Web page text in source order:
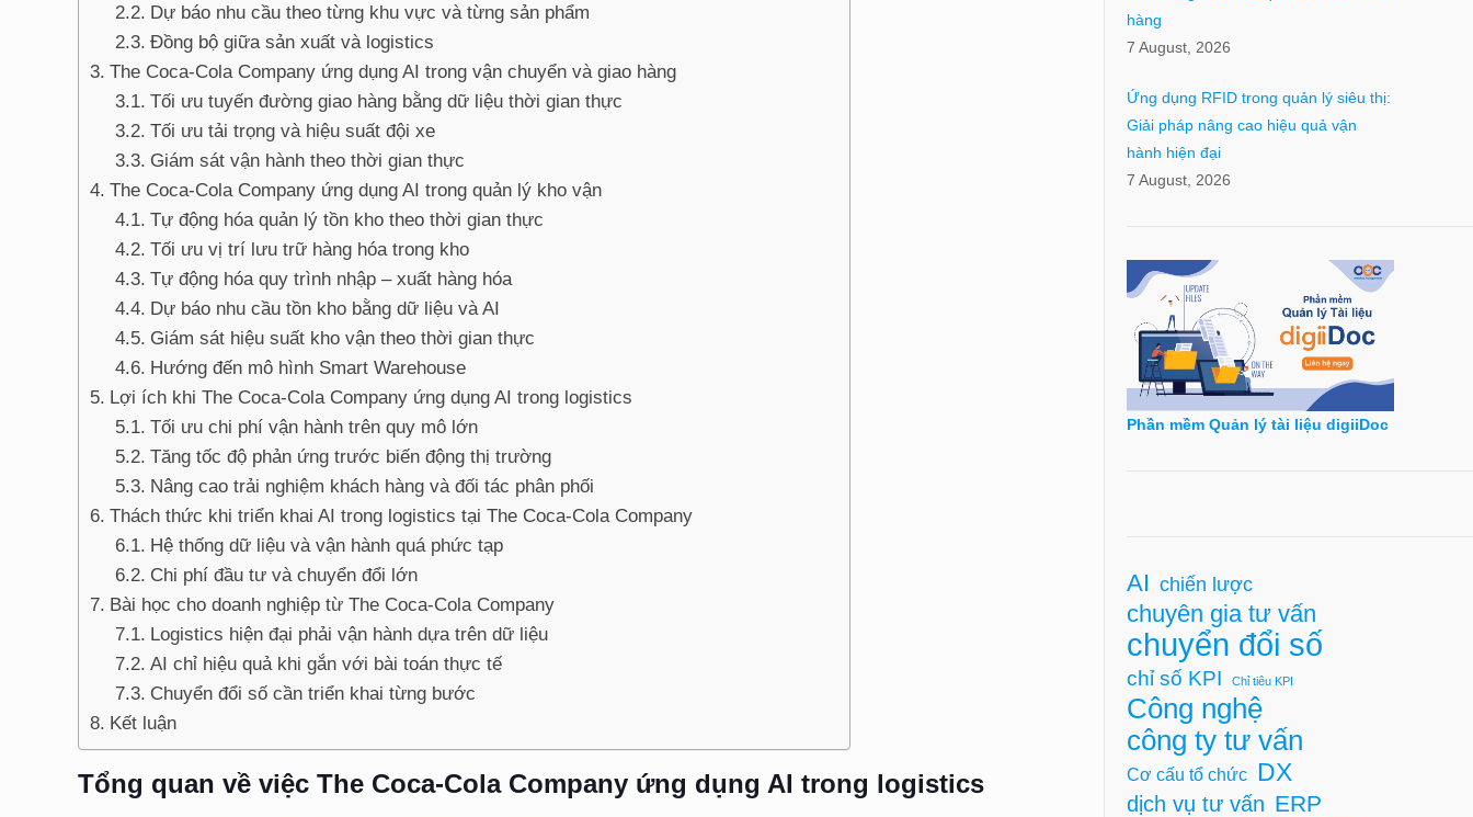
Dự báo nhu cầu theo từng khu vực và từng sản phẩm
Đồng bộ giữa sản xuất và logistics
The Coca-Cola Company ứng dụng AI trong vận chuyển và giao hàng
Tối ưu tuyến đường giao hàng bằng dữ liệu thời gian thực
Tối ưu tải trọng và hiệu suất đội xe
Giám sát vận hành theo thời gian thực
The Coca-Cola Company ứng dụng AI trong quản lý kho vận
Tự động hóa quản lý tồn kho theo thời gian thực
Tối ưu vị trí lưu trữ hàng hóa trong kho
Tự động hóa quy trình nhập – xuất hàng hóa
Dự báo nhu cầu tồn kho bằng dữ liệu và AI
Giám sát hiệu suất kho vận theo thời gian thực
Hướng đến mô hình Smart Warehouse
Lợi ích khi The Coca-Cola Company ứng dụng AI trong logistics
Tối ưu chi phí vận hành trên quy mô lớn
Tăng tốc độ phản ứng trước biến động thị trường
Nâng cao trải nghiệm khách hàng và đối tác phân phối
Thách thức khi triển khai AI trong logistics tại The Coca-Cola Company
Hệ thống dữ liệu và vận hành quá phức tạp
Chi phí đầu tư và chuyển đổi lớn
Bài học cho doanh nghiệp từ The Coca-Cola Company
Logistics hiện đại phải vận hành dựa trên dữ liệu
AI chỉ hiệu quả khi gắn với bài toán thực tế
Chuyển đổi số cần triển khai từng bước
Kết luận
Tổng quan về việcThe Coca-Cola Company ứng dụng AI trong logistics
hàng
7 August, 2026
Ứng dụng RFID trong quản lý siêu thị:
Giải pháp nâng cao hiệu quả vận
hành hiện đại
7 August, 2026
Phần mềm Quản lý tài liệu digiiDoc
AI chiến lược
chuyên gia tư vấn
chuyển đổi số
chỉ số KPI Chỉ tiêu KPI
Công nghệ
công ty tư vấn
Cơ cấu tổ chức DX
dịch vụ tư vấn ERP